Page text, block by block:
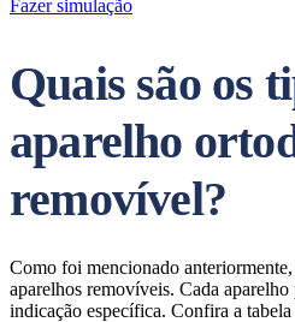
Fazer simulação
Quais são os
aparelho
removível?
Como foi mencionado
aparelhos removíveis. Cada
indicação específica. Confira a